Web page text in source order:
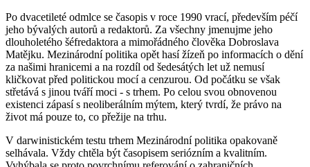
Po dvacetileté odmlce se časopis v roce 1990 vrací, především péčí
jeho bývalých autorů a redaktorů. Za všechny jmenujme jeho
dlouholetého šéfredaktora a mimořádného člověka Dobroslava
Matějku. Mezinárodní politika opět hasí žízeň po informacích o dění
za našimi hranicemi a na rozdíl od šedesátých let už nemusí
kličkovat před politickou mocí a cenzurou. Od počátku se však
střetává s jinou tváří moci - s trhem. Po celou svou obnovenou
existenci zápasí s neoliberálním mýtem, který tvrdí, že právo na
život má pouze to, co přežije na trhu.
V darwinistickém testu trhem Mezinárodní politika opakovaně
selhávala. Vždy chtěla být časopisem seriózním a kvalitním.